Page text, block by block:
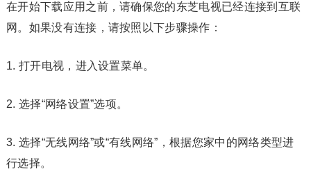
在开始下载应用之前，请确保您的东芝电视已经连接到互联
网。如果没有连接，请按照以下步骤操作：
1. 打开电视，进入设置菜单。
2. 选择“网络设置”选项。
3. 选择“无线网络”或“有线网络”，根据您家中的网络类型进
行选择。